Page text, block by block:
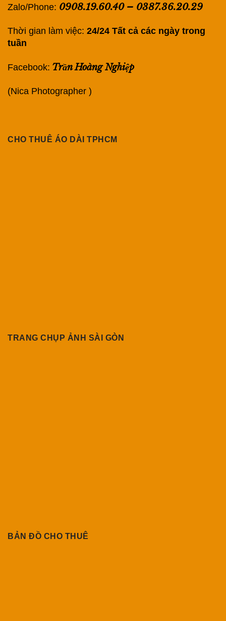
Zalo/Phone: 0908.19.60.40– 0387.36.20.29
Thời gian làm việc: 24/24 Tất cả các ngày trong
tuần
Facebook: Trần Hoàng Nghiệp
(Nica Photographer )
CHO THUÊ ÁO DÀI TPHCM
TRANG CHỤP ẢNH SÀI GÒN
BẢN ĐỒ CHO THUÊ